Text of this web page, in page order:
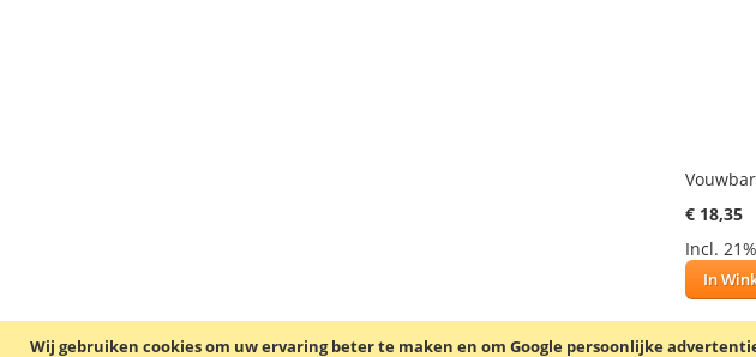
Wij gebruiken cookies om uw ervaring beter te maken en om Google persoonlijke
€ 18,35
Incl.
In
Deze